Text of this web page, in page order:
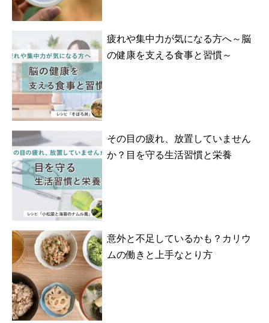
疲れや集中力が気になる方へ～脳
の健康を支える食事と習慣～
その目の疲れ、放置していません
か？目を守る生活習慣と栄養
意外と不足しているかも？カリウ
ムの働きと上手なとり方